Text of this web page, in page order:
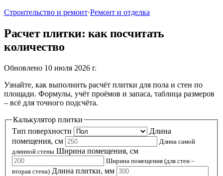
Строительство и ремонт·Ремонт и отделка
Расчет плитки: как посчитать
количество
Обновлено 10 июля 2026 г.
Узнайте, как выполнить расчёт плитки для пола и стен по
площади. Формулы, учёт проёмов и запаса, таблица размеров
– всё для точного подсчёта.
Калькулятор плитки
Тип поверхности
Длина
помещения, см
Длина самой
длинной стены Ширина помещения, см
Ширина помещения (для стен –
вторая стена) Длина плитки, мм